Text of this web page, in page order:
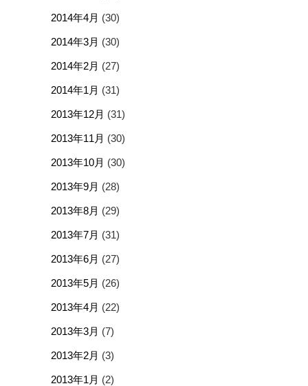
2014年4月 (30)
2014年3月 (30)
2014年2月 (27)
2014年1月 (31)
2013年12月 (31)
2013年11月 (30)
2013年10月 (30)
2013年9月 (28)
2013年8月 (29)
2013年7月 (31)
2013年6月 (27)
2013年5月 (26)
2013年4月 (22)
2013年3月 (7)
2013年2月 (3)
2013年1月 (2)